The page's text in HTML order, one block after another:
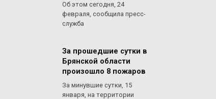
Об этом сегодня, 24
февраля, сообщила пресс-
служба
За прошедшие сутки в
Брянской области
произошло 8 пожаров
За минувшие сутки, 15
января, на территории